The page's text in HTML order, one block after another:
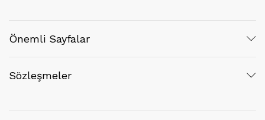
Önemli Sayfalar
Sözleşmeler